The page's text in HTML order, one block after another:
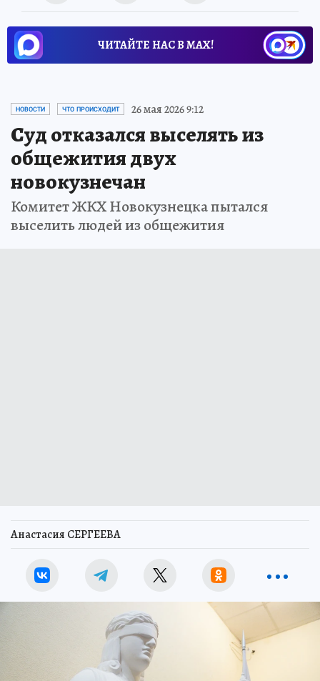
ЧИТАЙТЕ НАС В МАХ!
НОВОСТИ ЧТО ПРОИСХОДИТ 26 мая 2026 9:12
Суд отказался выселять из
общежития двух
новокузнечан
Комитет ЖКХ Новокузнецка пытался
выселить людей из общежития
Анастасия СЕРГЕЕВА